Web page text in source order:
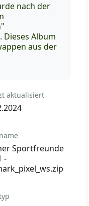
nach der
Dieses Album
aus der
aktualisiert
Sportfreunde
-